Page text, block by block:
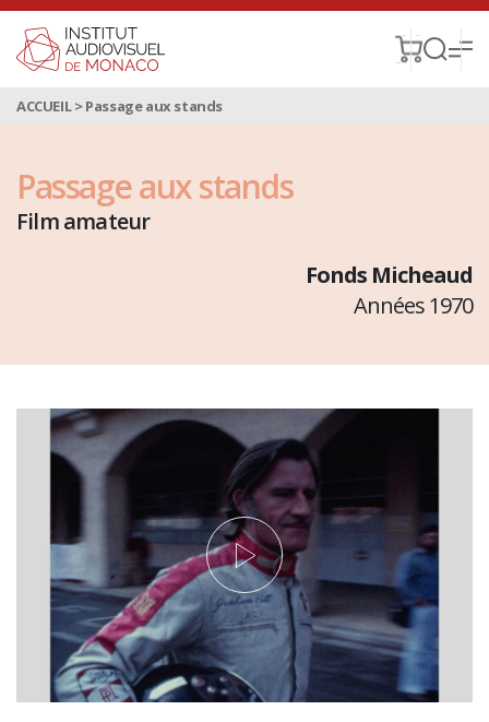
ACCUEIL>Passage aux stands
Passage aux stands
Film amateur
Fonds Micheaud
Années 1970